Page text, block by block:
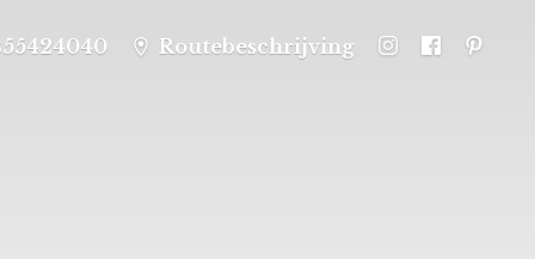
Routebeschrijving